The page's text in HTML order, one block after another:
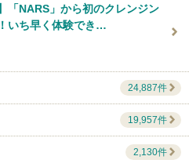
「NARS」から初のクレンジン
いち早く体験でき…
24,887件
19,957件
2,130件